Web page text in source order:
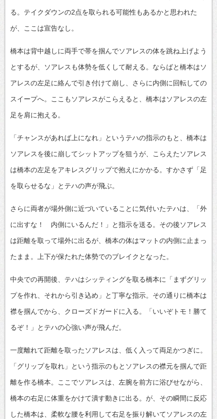
る。テイクダウンの2点を取られる可能性もあるかと思われた
が、ここは宣告なし。
橋本は背中越しに両手で帯を掴んでソアレスの体を跳ね上げよう
とするが、ソアレスも体勢を低くして耐える。ならばと橋本はソ
アレスの左足に絡んで引き付けて崩し、さらに内側に回転しての
スイープへ。ここもソアレスがこらえると、橋本はソアレスの左
足を肩に抱える。
「チャンスがあれば上になれ」というテハの指示のもと、橋本は
ソアレスを後に崩してシットアップを狙うが、こらえたソアレス
は橋本の左足をアキレスグリップで抱えにかかる。すかさず「足
を取らせるな」とテハの声が飛ぶ。
さらに両者が場外側に近づいていることに気付いたテハは、「外
に出すな！ 内側にいるんだ！」と指示を送る。その後ソアレス
は距離を取って場外に出るが、橋本の体はマットの内側に止まっ
たまま。上下が保たれた体勢でのブレイクとなった。
中央での再開後、テハはシッティングを取る橋本に「まずグリッ
プを作れ、それから引き込め」と丁寧な指示。その通りに橋本は
襟を掴んでから、クローズドガードに入る。「いいぞトモ！勝て
るぞ！」とテハの心強い声が飛んだ。
一度離れて距離を取ったソアレスは、低く入って両足かつぎに。
「グリップを取れ」という指示のもとソアレスの襟元を掴んで距
離を作る橋本。ここでソアレスは、左腕を前方に浴びせながら、
橋本の右足に体重をかけて潰す動きに出る。が、その瞬間に反応
した橋本は、柔軟な腰を利用して右足を振り解いてソアレスの左